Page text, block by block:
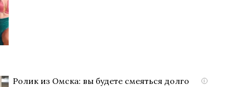
i
Ролик из Омска: вы будете смеяться долго